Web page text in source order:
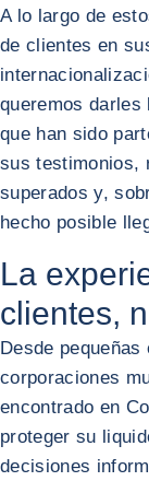
A lo largo de
de clientes en
queremos
que han sido
sus testimonios,
superados y,
hecho posible
La
clientes,
Desde
corporaciones
encontrado en
proteger su
decisiones